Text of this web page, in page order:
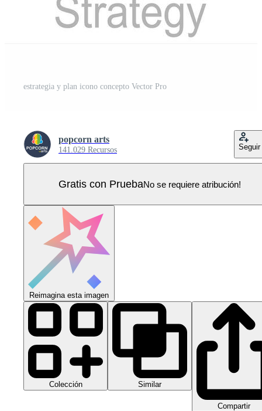
estrategia y plan icono concepto Vector Pro
popcorn arts
141.029 Recursos Seguir
Gratis con PruebaNo se requiere atribución!
Reimagina esta imagen
Colección Similar
Compartir